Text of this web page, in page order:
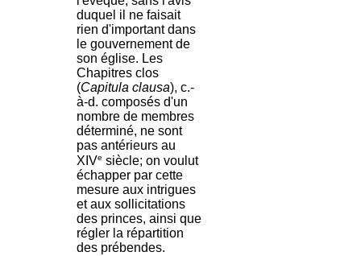
duquel il ne faisait
rien d'important dans
le gouvernement de
son église. Les
Chapitres clos
(Capitula clausa), c.-
à-d. composés d'un
nombre de membres
déterminé, ne sont
pas antérieurs au
XIVe siècle; on voulut
échapper par cette
mesure aux intrigues
et aux sollicitations
des princes, ainsi que
régler la répartition
des prébendes.